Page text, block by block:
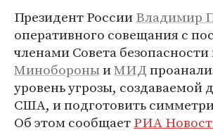
Президент РоссииВладимир
оперативного совещания с
членами Совета
МинобороныиМИД
уровень угрозы, создаваемой
США, и подготовить
Об этом сообщаетРИА